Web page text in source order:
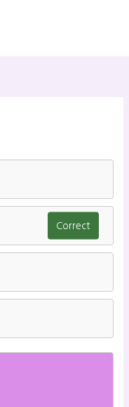
Correct